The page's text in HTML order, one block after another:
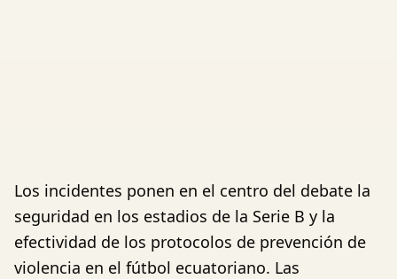
Los incidentes ponen en el centro del debate la
seguridad en los estadios de la Serie B y la
efectividad de los protocolos de prevención de
violencia en el fútbol ecuatoriano. Las